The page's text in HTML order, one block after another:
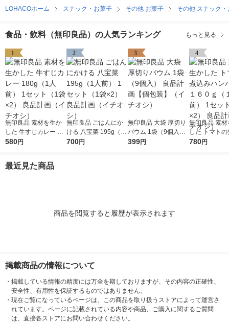
LOHACOホーム スナック・お菓子 その他 お菓子 その他 スナック
食品・飲料（無印良品）の人気ランキング もっと見る
1
無印良品 素材を生か
した 牛すじカレー 18
0g（1人前） 1セット
580円
2
無印良品 ごはんにか
ける 八宝菜 195g（1
人前） 1セット（1袋×
700円
3
無印良品 大袋 厚切り
バウム 1袋（9個入）
良品計画【個包装】
399円
4
無印良品 素材
した トマト
ハンバーグ １
780円
最近見た商品
商品を閲覧すると履歴が表示されます
掲載商品の情報について
・ 掲載している情報の精度には万全を期しておりますが、その内容の正確性、
安全性、有用性を保証するものではありません。
・ 現在ご覧になっているページは、この商品を取り扱うストアによって運営さ
れています。ページに記載されている内容や商品、ご購入に関するご質問
は、直接各ストアにお問い合わせください。